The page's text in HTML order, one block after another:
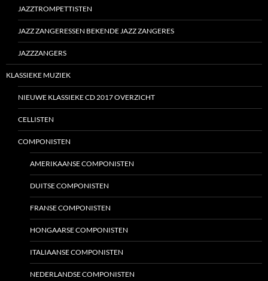
JAZZTROMPETTISTEN
JAZZ ZANGERESSEN BEKENDE JAZZ ZANGERES
JAZZZANGERS
KLASSIEKE MUZIEK
NIEUWE KLASSIEKE CD 2017 OVERZICHT
CELLISTEN
COMPONISTEN
AMERIKAANSE COMPONISTEN
DUITSE COMPONISTEN
FRANSE COMPONISTEN
HONGAARSE COMPONISTEN
ITALIAANSE COMPONISTEN
NEDERLANDSE COMPONISTEN